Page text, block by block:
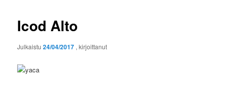
Icod Alto
Julkaistu24/04/2017 , kirjoittanut